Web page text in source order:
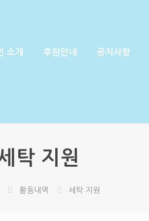
소개 후원안내 공지사항
탁 지원
활동내역 세탁 지원